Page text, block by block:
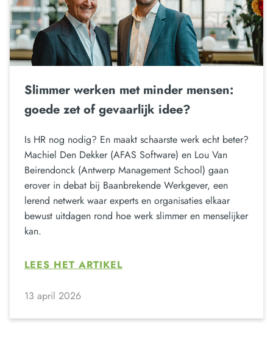
Slimmer werken met minder mensen:
goede zet of gevaarlijk idee?
Is HR nog nodig? En maakt schaarste werk echt beter?
Machiel Den Dekker (AFAS Software) en Lou Van
Beirendonck (Antwerp Management School) gaan
erover in debat bij Baanbrekende Werkgever, een
lerend netwerk waar experts en organisaties elkaar
bewust uitdagen rond hoe werk slimmer en menselijker
kan.
LEES HET ARTIKEL
13 april 2026